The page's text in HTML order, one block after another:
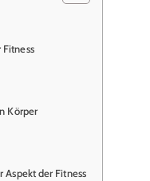
Fitness
Körper
Aspekt der Fitness